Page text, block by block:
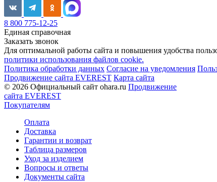
8 800 775-12-25
Единая справочная
Заказать звонок
Для оптимальной работы сайта и повышения удобства
политики использования файлов cookie.
Политика обработки данных Согласие на уведомления
Продвижение сайта EVEREST Карта сайта
© 2026 Официальный сайт ohara.ru Продвижение
сайта EVEREST
Покупателям
Оплата
Доставка
Гарантии и возврат
Таблица размеров
Уход за изделием
Вопросы и ответы
Документы сайта